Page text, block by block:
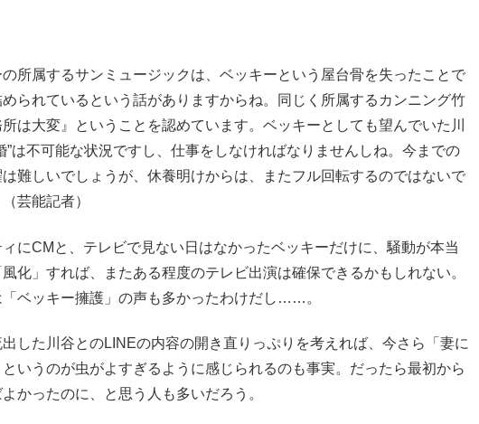
の所属するサンミュージックは、ベッキーという屋台骨を失ったことで
られているという話がありますからね。同じく所属するカンニング竹
は大変』ということを認めています。ベッキーとしても望んでいた川
”は不可能な状況ですし、仕事をしなければなりませんしね。今までの
は難しいでしょうが、休養明けからは、またフル回転するのではないで
芸能記者）
にCMと、テレビで見ない日はなかったベッキーだけに、騒動が本当
化」すれば、またある程度のテレビ出演は確保できるかもしれない。
ベッキー擁護」の声も多かったわけだし……。
した川谷とのLINEの内容の開き直りっぷりを考えれば、今さら「妻に
いうのが虫がよすぎるように感じられるのも事実。だったら最初から
かったのに、と思う人も多いだろう。